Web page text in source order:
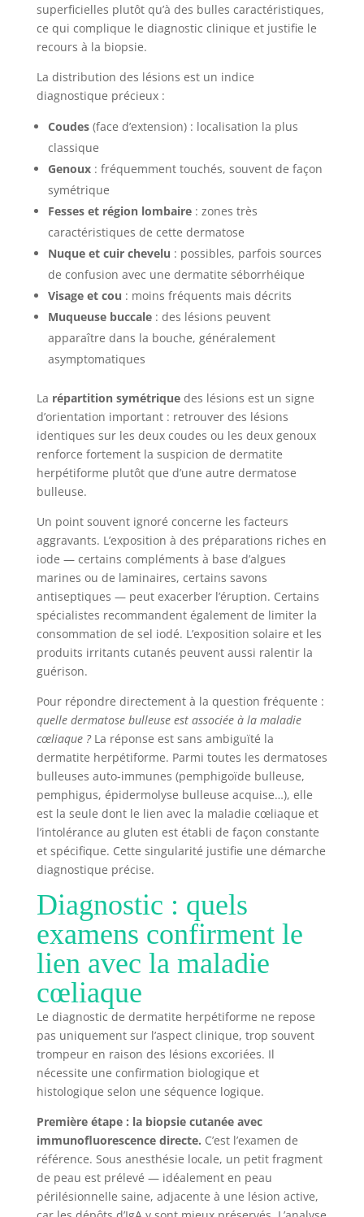
superficielles plutôt qu’à des bulles caractéristiques,
ce qui complique le diagnostic clinique et justifie le
recours à la biopsie.
La distribution des lésions est un indice
diagnostique précieux :
Coudes(face d’extension) : localisation la plus
classique
Genoux: fréquemment touchés, souvent de façon
symétrique
Fesses et région lombaire: zones très
caractéristiques de cette dermatose
Nuque et cuir chevelu : possibles, parfois sources
de confusion avec une dermatite séborrhéique
Visage et cou : moins fréquents mais décrits
Muqueuse buccale: des lésions peuvent
apparaître dans la bouche, généralement
asymptomatiques
La répartition symétriquedes lésions est un signe
d’orientation important : retrouver des lésions
identiques sur les deux coudes ou les deux genoux
renforce fortement la suspicion de dermatite
herpétiforme plutôt que d’une autre dermatose
bulleuse.
Un point souvent ignoré concerne les facteurs
aggravants. L’exposition à des préparations riches en
iode — certains compléments à base d’algues
marines ou de laminaires, certains savons
antiseptiques — peut exacerber l’éruption. Certains
spécialistes recommandent également de limiter la
consommation de sel iodé. L’exposition solaire et les
produits irritants cutanés peuvent aussi ralentir la
guérison.
Pour répondre directement à la question fréquente :
quelle dermatose bulleuse est associée à la maladie
cœliaque ?La réponse est sans ambiguïté la
dermatite herpétiforme. Parmi toutes les dermatoses
bulleuses auto-immunes (pemphigoïde bulleuse,
pemphigus, épidermolyse bulleuse acquise…), elle
est la seule dont le lien avec la maladie cœliaque et
l’intolérance au gluten est établi de façon constante
et spécifique. Cette singularité justifie une démarche
diagnostique précise.
Diagnostic : quels
examens confirment le
lien avec la maladie
cœliaque
Le diagnostic de dermatite herpétiforme ne repose
pas uniquement sur l’aspect clinique, trop souvent
trompeur en raison des lésions excoriées. Il
nécessite une confirmation biologique et
histologique selon une séquence logique.
Première étape : la biopsie cutanée avec
immunofluorescence directe. C’est l’examen de
référence. Sous anesthésie locale, un petit fragment
de peau est prélevé — idéalement en peau
périlésionnelle saine, adjacente à une lésion active,